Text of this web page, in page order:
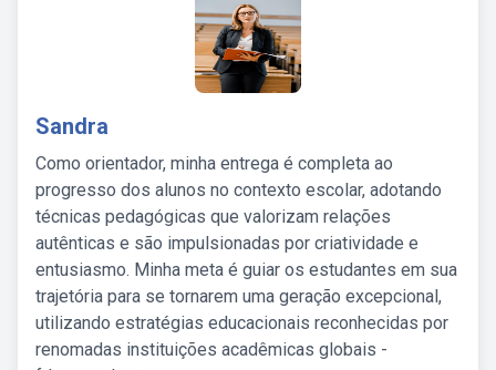
Sandra
Como orientador, minha entrega é completa ao
progresso dos alunos no contexto escolar, adotando
técnicas pedagógicas que valorizam relações
autênticas e são impulsionadas por criatividade e
entusiasmo. Minha meta é guiar os estudantes em sua
trajetória para se tornarem uma geração excepcional,
utilizando estratégias educacionais reconhecidas por
renomadas instituições acadêmicas globais -